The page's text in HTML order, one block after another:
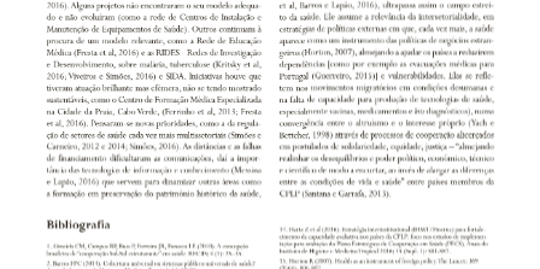
Sumário
Editorial - O PECS: instrumento
estruturante da reflexão e da
cooperação em saúde entre os
Estados membros da CPLP